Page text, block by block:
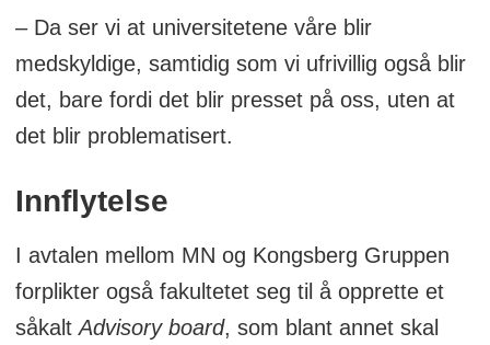
– Da ser vi at universitetene våre blir
medskyldige, samtidig som vi ufrivillig også blir
det, bare fordi det blir presset på oss, uten at
det blir problematisert.
Innflytelse
I avtalen mellom MN og Kongsberg Gruppen
forplikter også fakultetet seg til å opprette et
såkaltAdvisory board, som blant annet skal